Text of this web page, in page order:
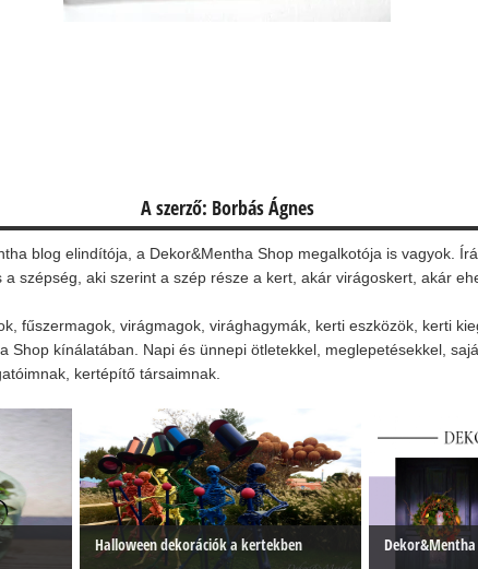
A szerző: Borbás Ágnes
blog elindítója, a Dekor&Mentha Shop megalkotója is vagyok.
a szépség, aki szerint a szép része a kert, akár virágoskert, akár
fűszermagok, virágmagok, virághagymák, kerti eszközök, kerti
Shop kínálatában. Napi és ünnepi ötletekkel, meglepetésekkel,
kertépítő társaimnak.
Halloween dekorációk a kertekben Dekor&Mentha